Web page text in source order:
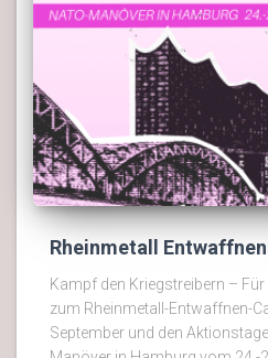
Rheinmetall
Kampf den Kriegstreibern –
zum Rheinmetall-Entwaffnen-
September und den